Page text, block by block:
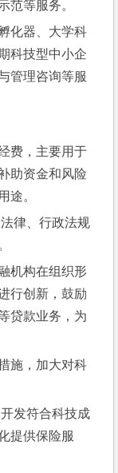
范等服务。
化器、大学科
科技型中小企
管理咨询等服
费，主要用于
助资金和风险
途。
律、行政法规
机构在组织形
行创新，鼓励
贷款业务，为
施，加大对科
发符合科技成
提供保险服